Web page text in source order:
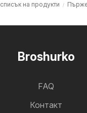
списък на продукти
Broshurko
FAQ
Контакт